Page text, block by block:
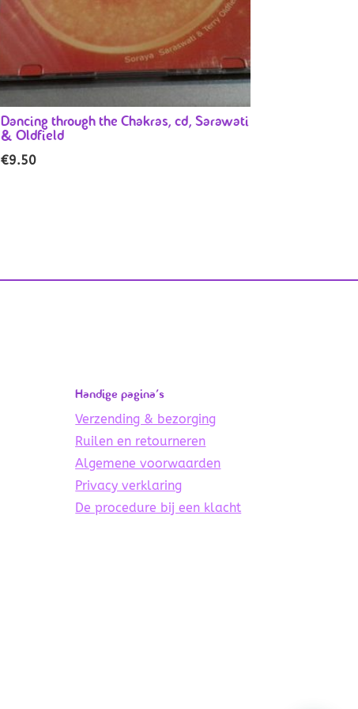
Dancing through the Chakras, cd, Sarawati
& Oldfield
€9.50
Handige pagina’s
Verzending & bezorging
Ruilen en retourneren
Algemene voorwaarden
Privacy verklaring
De procedure bij een klacht